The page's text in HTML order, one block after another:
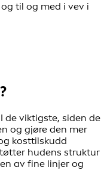
til og med i vev i
de viktigste, siden de
og gjøre den mer
kosttilskudd
hudens struktur
av fine linjer og